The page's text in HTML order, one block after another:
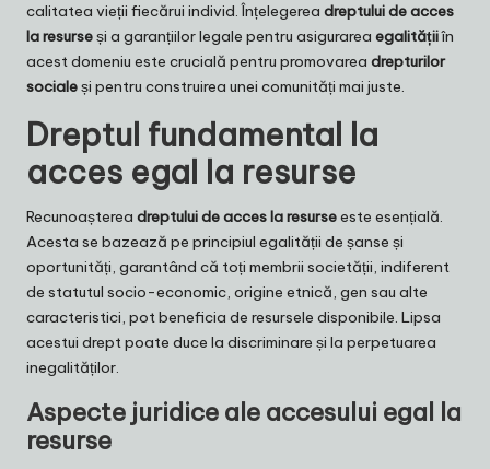
calitatea vieții fiecărui individ. Înțelegerea dreptului de acces
la resurseși a garanțiilor legale pentru asigurarea egalitățiiîn
acest domeniu este crucială pentru promovarea drepturilor
socialeși pentru construirea unei comunități mai juste.
Dreptul fundamental la
acces egal la resurse
Recunoașterea dreptului de acces la resurseeste esențială.
Acesta se bazează pe principiul egalității de șanse și
oportunități, garantând că toți membrii societății, indiferent
de statutul socio-economic, origine etnică, gen sau alte
caracteristici, pot beneficia de resursele disponibile. Lipsa
acestui drept poate duce la discriminare și la perpetuarea
inegalităților.
Aspecte juridice ale accesului egal la
resurse